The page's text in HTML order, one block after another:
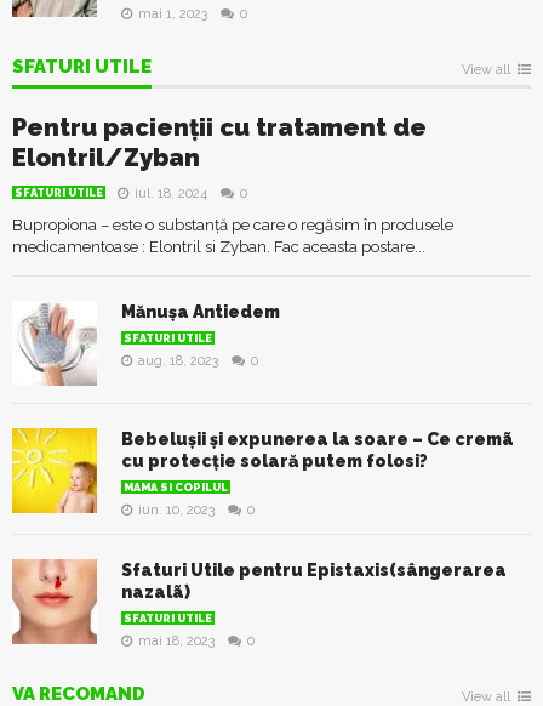
mai 1, 2023 0
SFATURI UTILE View all
Pentru pacienții cu tratament de
Elontril/Zyban
SFATURI UTILE iul. 18, 2024 0
Bupropiona – este o substanță pe care o regăsim în produsele
medicamentoase : Elontril si Zyban. Fac aceasta postare...
Mănușa Antiedem
SFATURI UTILE
aug. 18, 2023 0
Bebelușii și expunerea la soare – Ce cremã
cu protecție solară putem folosi?
MAMA SI COPILUL
iun. 10, 2023 0
Sfaturi Utile pentru Epistaxis(sângerarea
nazalã)
SFATURI UTILE
mai 18, 2023 0
VA RECOMAND View all